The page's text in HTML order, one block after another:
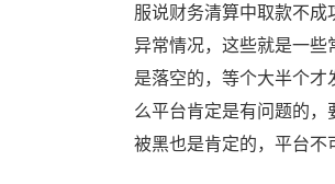
服说财务清算中取款不
异常情况，这些就是一些
是落空的，等个大半个才
么平台肯定是有问题的
被黑也是肯定的，平台不